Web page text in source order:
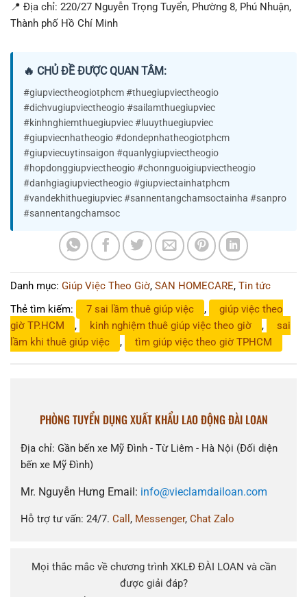
📍 Địa chỉ: 220/27 Nguyễn Trọng Tuyển, Phường 8, Phú Nhuận,
Thành phố Hồ Chí Minh
🔥 CHỦ ĐỀ ĐƯỢC QUAN TÂM:
#giupviectheogiotphcm #thuegiupviectheogio
#dichvugiupviectheogio #sailamthuegiupviec
#kinhnghiemthuegiupviec #luuythuegiupviec
#giupviecnhatheogio #dondepnhatheogiotphcm
#giupviecuytinsaigon #quanlygiupviectheogio
#hopdonggiupviectheogio #chonnguoigiupviectheogio
#danhgiagiupviectheogio #giupviectainhatphcm
#vandekhithuegiupviec #sannentangchamsoctainha #sanpro
#sannentangchamsoc
Danh mục: Giúp Việc Theo Giờ, SAN HOMECARE, Tin tức
Thẻ tìm kiếm:
7 sai lầm thuê giúp việc ,
giúp việc theo
giờ TP.HCM
, kinh nghiệm thuê giúp việc theo giờ ,
sai
lầm khi thuê giúp việc
, tìm giúp việc theo giờ TPHCM
PHÒNG TUYỂN DỤNG XUẤT KHẨU LAO ĐỘNG ĐÀI LOAN
Địa chỉ: Gần bến xe Mỹ Đình - Từ Liêm - Hà Nội (Đối diện
bến xe Mỹ Đình)
Mr. Nguyễn Hưng Email: info@vieclamdailoan.com
Hỗ trợ tư vấn: 24/7. Call , Messenger, Chat Zalo
Mọi thắc mắc về chương trình XKLĐ ĐÀI LOAN và cần
được giải đáp?